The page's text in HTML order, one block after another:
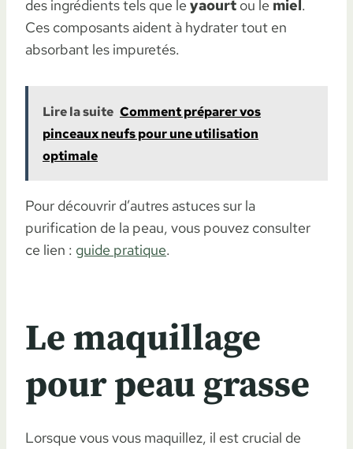
des ingrédients tels que le yaourt ou le miel .
Ces composants aident à hydrater tout en
absorbant les impuretés.
Lire la suite Comment préparer vos
pinceaux neufs pour une utilisation
optimale
Pour découvrir d’autres astuces sur la
purification de la peau, vous pouvez consulter
ce lien : guide pratique.
Le maquillage
pour peau grasse
Lorsque vous vous maquillez, il est crucial de